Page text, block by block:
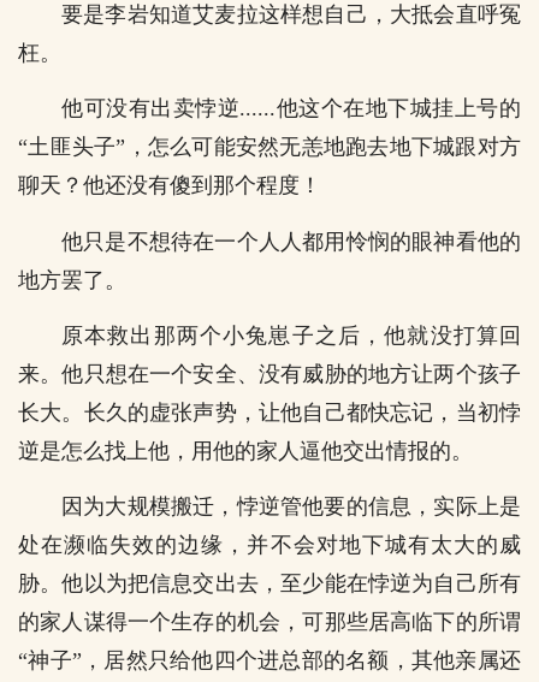
要是李岩知道艾麦拉这样想自己，大抵会直呼冤
枉。
他可没有出卖悖逆......他这个在地下城挂上号的
“土匪头子”，怎么可能安然无恙地跑去地下城跟对方
聊天？他还没有傻到那个程度！
他只是不想待在一个人人都用怜悯的眼神看他的
地方罢了。
原本救出那两个小兔崽子之后，他就没打算回
来。他只想在一个安全、没有威胁的地方让两个孩子
长大。长久的虚张声势，让他自己都快忘记，当初悖
逆是怎么找上他，用他的家人逼他交出情报的。
因为大规模搬迁，悖逆管他要的信息，实际上是
处在濒临失效的边缘，并不会对地下城有太大的威
胁。他以为把信息交出去，至少能在悖逆为自己所有
的家人谋得一个生存的机会，可那些居高临下的所谓
“神子”，居然只给他四个进总部的名额，其他亲属还